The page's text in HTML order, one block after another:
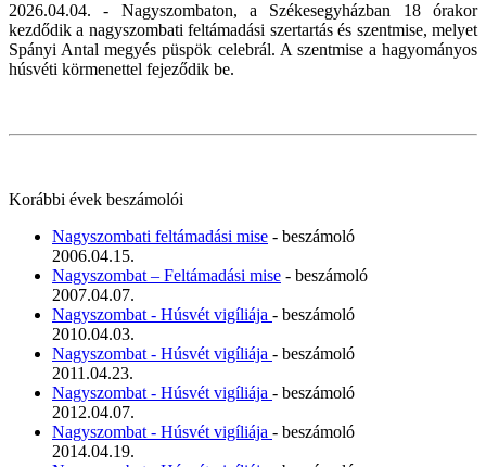
2026.04.04. - Nagyszombaton, a Székesegyházban 18 órakor
kezdődik a nagyszombati feltámadási szertartás és szentmise, melyet
Spányi Antal megyés püspök celebrál. A szentmise a hagyományos
húsvéti körmenettel fejeződik be.
Korábbi évek beszámolói
Nagyszombati feltámadási mise - beszámoló
2006.04.15.
Nagyszombat – Feltámadási mise - beszámoló
2007.04.07.
Nagyszombat - Húsvét vigíliája - beszámoló
2010.04.03.
Nagyszombat - Húsvét vigíliája - beszámoló
2011.04.23.
Nagyszombat - Húsvét vigíliája - beszámoló
2012.04.07.
Nagyszombat - Húsvét vigíliája - beszámoló
2014.04.19.